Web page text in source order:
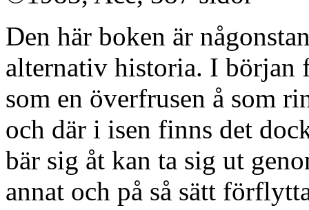
Den här boken är
alternativ historia. I början
som en överfrusen å som
och där i isen finns det
bär sig åt kan ta sig ut
annat och på så sätt